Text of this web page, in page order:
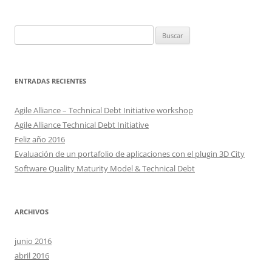
ENTRADAS RECIENTES
Agile Alliance – Technical Debt Initiative workshop
Agile Alliance Technical Debt Initiative
Feliz año 2016
Evaluación de un portafolio de aplicaciones con el plugin 3D City
Software Quality Maturity Model & Technical Debt
ARCHIVOS
junio 2016
abril 2016